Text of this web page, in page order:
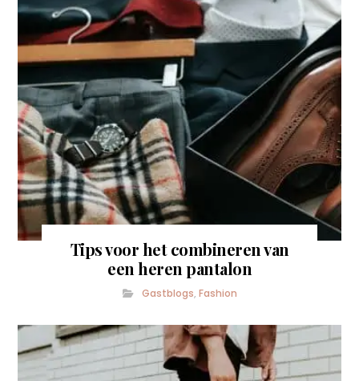
Tips voor het combineren van
een heren pantalon
Gastblogs, Fashion